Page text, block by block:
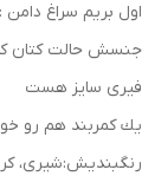
اول بريم سراغ دامن :
جنسش حالت كتان
فيرى سايز هست
يك كمربند هم رو
رنگبنديش:شيرى،